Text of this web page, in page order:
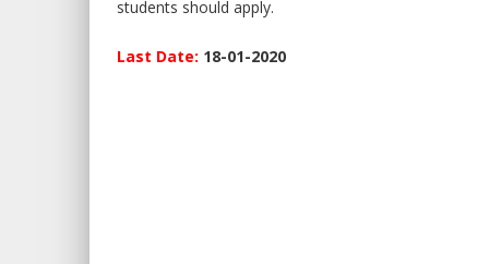
students should apply.
Last Date: 18-01-2020